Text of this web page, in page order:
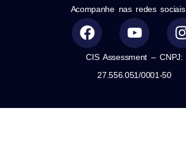
Acompanhe nas redes sociais
CIS Assessment – CNPJ:
27.556.051/0001-50